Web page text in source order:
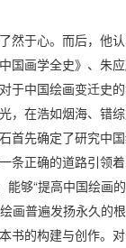
然于心。而后，他
国画学全史》、朱
于中国绘画变迁史
，在浩如烟海、错
首先确定了研究中
条正确的道路引领
够“提高中国绘画
画普遍发扬永久的
书的构建与创作。